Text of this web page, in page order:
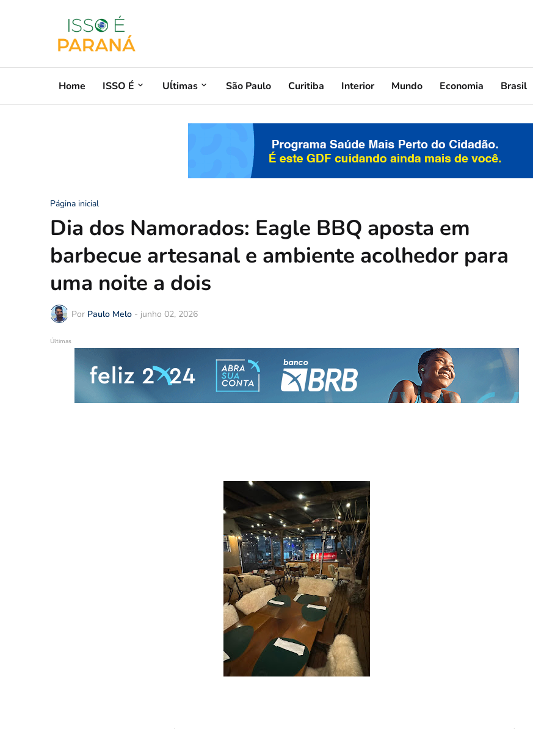
Home ISSO É Uĺtimas São Paulo Curitiba Interior Mundo Economia Brasil
Página inicial
Dia dos Namorados: Eagle BBQ aposta em
barbecue artesanal e ambiente acolhedor para
uma noite a dois
Por Paulo Melo - junho 02, 2026
Últimas